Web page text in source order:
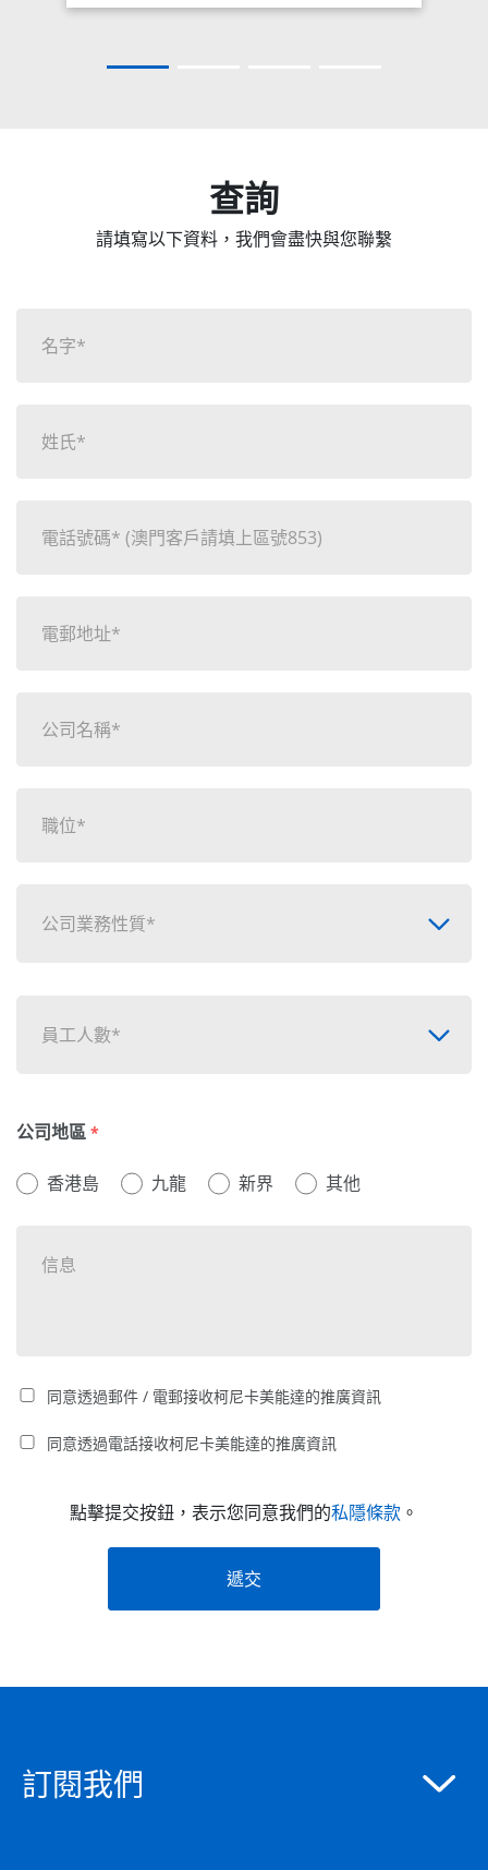
查詢
請填寫以下資料，我們會盡快與您聯繫
公司業務性質*
員工人數*
公司地區 *
香港島 九龍 新界 其他
同意透過郵件 / 電郵接收柯尼卡美能達的推廣資訊
同意透過電話接收柯尼卡美能達的推廣資訊
點擊提交按鈕，表示您同意我們的私隱條款 。
遞交
訂閱我們